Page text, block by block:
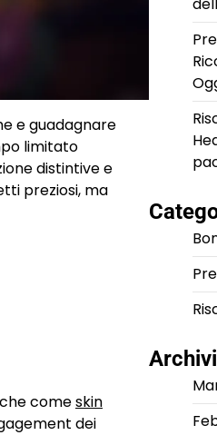
e guadagnare
limitato
distintive e
preziosi, ma
comeskin
dei